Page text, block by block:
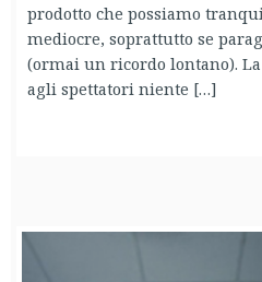
prodotto che possiamo
mediocre, soprattutto se
(ormai un ricordo lontano).
agli spettatori niente […]